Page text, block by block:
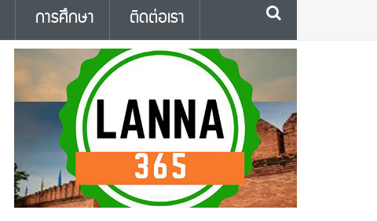
การศึกษา ติดต่อเรา